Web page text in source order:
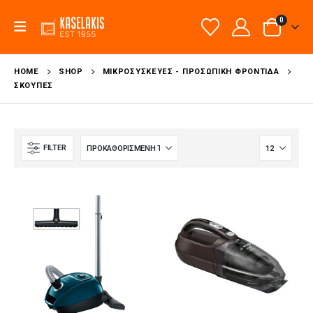
0
HOME SHOP
ΜΙΚΡΟΣΥΣΚΕΥΈΣ - ΠΡΟΣΩΠΙΚΉ ΦΡΟΝΤΊΔΑ
ΣΚΟΎΠΕΣ
FILTER